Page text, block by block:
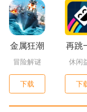
金属狂潮
冒险解谜
下载
再跳
休闲
下